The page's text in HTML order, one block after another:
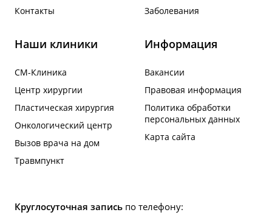
Контакты
Заболевания
Наши клиники
СМ-Клиника
Центр хирургии
Пластическая хирургия
Онкологический центр
Вызов врача на дом
Травмпункт
Информация
Вакансии
Правовая информация
Политика обработки
персональных данных
Карта сайта
Круглосуточная запись по телефону: